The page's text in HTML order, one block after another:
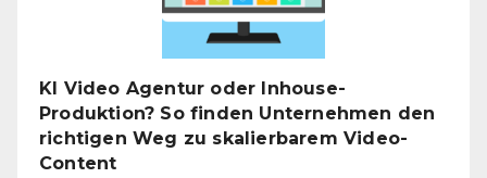
richtige
Zeitpunkt
eine
unternehmensweite
KI-
KI Video Agentur oder Inhouse-
Produktion? So finden Unternehmen den
richtigen Weg zu skalierbarem Video-
Content